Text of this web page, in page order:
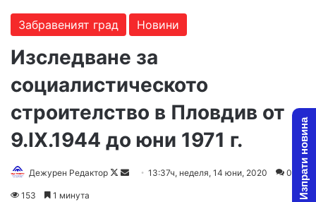
Забравеният град Новини
Изследване за
социалистическото
строителство в Пловдив от
9.IX.1944 до юни 1971 г.
Дежурен Редактор
F
13:37ч, неделя, 14 юни, 2020 0
153 1 минута Изпрати новина